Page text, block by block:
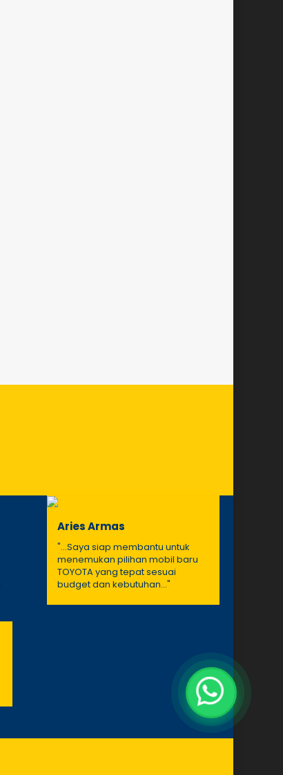
Aries Armas
"...Saya siap membantu untuk
menemukan pilihan mobil baru
TOYOTA yang tepat sesuai
budget dan kebutuhan..."